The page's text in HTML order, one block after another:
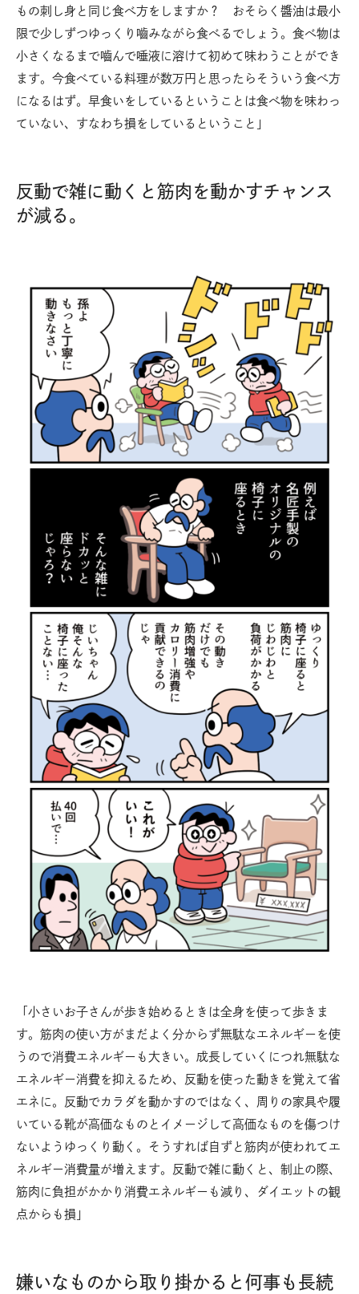
もの刺し身と同じ食べ方をしますか？ おそらく醬油は最小
限で少しずつゆっくり嚙みながら食べるでしょう。食べ物は
小さくなるまで嚙んで唾液に溶けて初めて味わうことができ
ます。今食べている料理が数万円と思ったらそういう食べ方
になるはず。早食いをしているということは食べ物を味わっ
ていない、すなわち損をしているということ」
反動で雑に動くと筋肉を動かすチャンス
が減る。
「小さいお子さんが歩き始めるときは全身を使って歩きま
す。筋肉の使い方がまだよく分からず無駄なエネルギーを使
うので消費エネルギーも大きい。成長していくにつれ無駄な
エネルギー消費を抑えるため、反動を使った動きを覚えて省
エネに。反動でカラダを動かすのではなく、周りの家具や履
いている靴が高価なものとイメージして高価なものを傷つけ
ないようゆっくり動く。そうすれば自ずと筋肉が使われてエ
ネルギー消費量が増えます。反動で雑に動くと、制止の際、
筋肉に負担がかかり消費エネルギーも減り、ダイエットの観
点からも損」
嫌いなものから取り掛かると何事も長続